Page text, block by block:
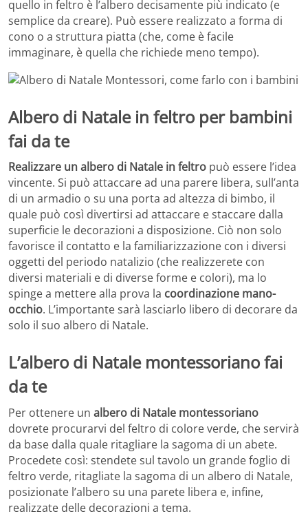
quello in feltro è l’albero decisamente più indicato (e
semplice da creare). Può essere realizzato a forma di
cono o a struttura piatta (che, come è facile
immaginare, è quella che richiede meno tempo).
Albero di Natale in feltro per bambini
fai da te
Realizzare un albero di Natale in feltro può essere l’idea
vincente. Si può attaccare ad una parere libera, sull’anta
di un armadio o su una porta ad altezza di bimbo, il
quale può così divertirsi ad attaccare e staccare dalla
superficie le decorazioni a disposizione. Ciò non solo
favorisce il contatto e la familiarizzazione con i diversi
oggetti del periodo natalizio (che realizzerete con
diversi materiali e di diverse forme e colori), ma lo
spinge a mettere alla prova la coordinazione mano-
occhio. L’importante sarà lasciarlo libero di decorare da
solo il suo albero di Natale.
L’albero di Natale montessoriano fai
da te
Per ottenere un albero di Natale montessoriano
dovrete procurarvi del feltro di colore verde, che servirà
da base dalla quale ritagliare la sagoma di un abete.
Procedete così: stendete sul tavolo un grande foglio di
feltro verde, ritagliate la sagoma di un albero di Natale,
posizionate l’albero su una parete libera e, infine,
realizzate delle decorazioni a tema.